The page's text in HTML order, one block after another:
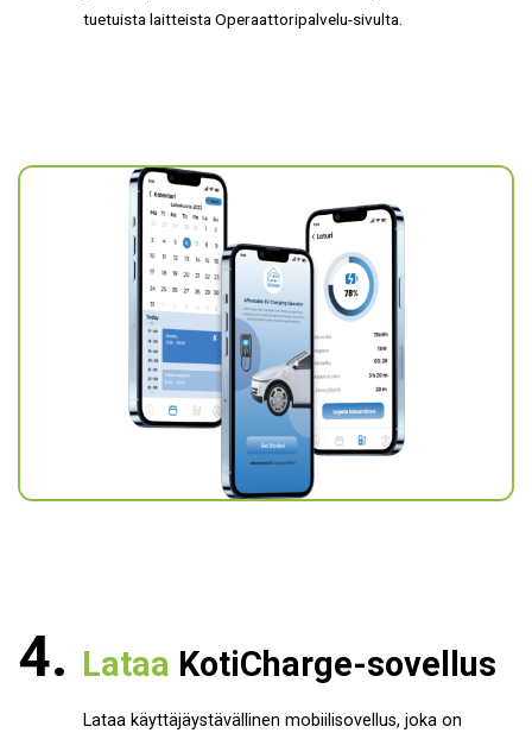
tuetuista laitteista Operaattoripalvelu-sivulta.
Lataa KotiCharge-sovellus
Lataa käyttäjäystävällinen mobiilisovellus, joka on